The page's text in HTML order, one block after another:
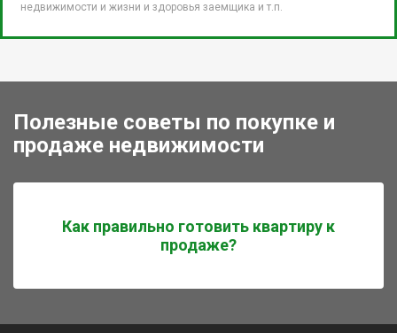
недвижимости и жизни и здоровья заемщика и т.п.
Полезные советы по покупке и
продаже недвижимости
Как правильно готовить квартиру к
продаже?